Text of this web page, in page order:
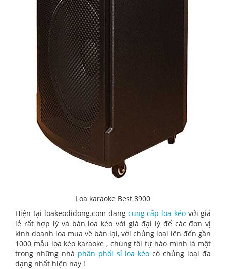
Loa karaoke Best 8900
Hiện tại loakeodidong.com đang cung cấp loa kéo với giá
lẻ rất hợp lý và bán loa kéo với giá đại lý để các đơn vị
kinh doanh loa mua về bán lại, với chủng loại lên đến gần
1000 mẫu loa kéo karaoke , chúng tôi tự hào mình là một
trong những nhà phân phối sỉ loa kéo có chủng loại đa
dạng nhất hiện nay !